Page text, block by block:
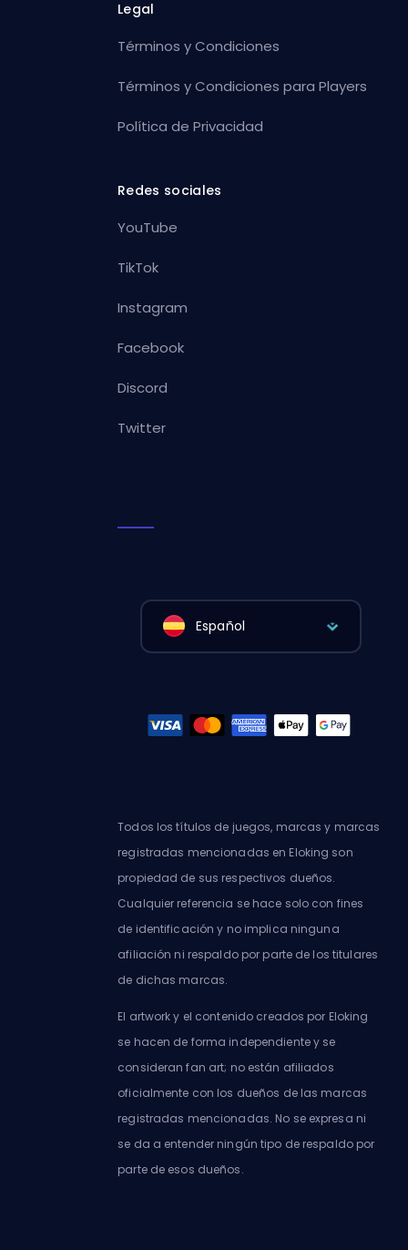
Legal
Términos y Condiciones
Términos y Condiciones para Players
Política de Privacidad
Redes sociales
YouTube
TikTok
Instagram
Facebook
Discord
Twitter
Español
Todos los títulos de juegos, marcas y marcas
registradas mencionadas en Eloking son
propiedad de sus respectivos dueños.
Cualquier referencia se hace solo con fines
de identificación y no implica ninguna
afiliación ni respaldo por parte de los titulares
de dichas marcas.
El artwork y el contenido creados por Eloking
se hacen de forma independiente y se
consideran fan art; no están afiliados
oficialmente con los dueños de las marcas
registradas mencionadas. No se expresa ni
se da a entender ningún tipo de respaldo por
parte de esos dueños.